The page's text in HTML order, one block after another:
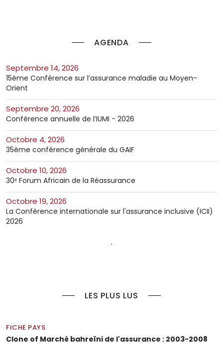
AGENDA
septembre 14, 2026
15ème Conférence sur l’assurance maladie au Moyen-
Orient
septembre 20, 2026
Conférence annuelle de l’IUMI - 2026
octobre 4, 2026
35ème conférence générale du GAIF
octobre 10, 2026
30ᵉ Forum Africain de la Réassurance
octobre 19, 2026
La Conférence internationale sur l'assurance inclusive (ICII)
2026
LES PLUS LUS
FICHE PAYS
Clone of Marché bahreïni de l'assurance : 2003-2008